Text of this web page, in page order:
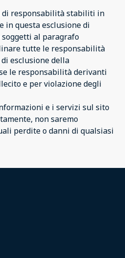
responsabilità stabiliti in
in questa esclusione di
al paragrafo
tutte le responsabilità
esclusione della
le responsabilità derivanti
e per violazione degli
e i servizi sul sito
non saremo
perdite o danni di qualsiasi